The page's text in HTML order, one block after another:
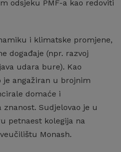
odsjeku PMF-a kao redoviti
i klimatske promjene,
događaje (npr. razvoj
udara bure). Kao
je angažiran u brojnim
domaće i
Sudjelovao je u
petnaest kolegija na
Monash.